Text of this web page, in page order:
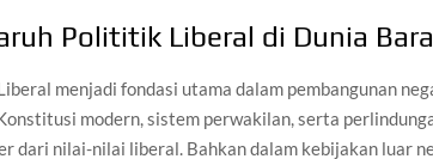
Polititik Liberal di Dunia
menjadi fondasi utama dalam pembangunan
modern, sistem perwakilan, serta
dari nilai-nilai liberal. Bahkan dalam kebijakan luar